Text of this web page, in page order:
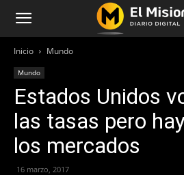
Inicio Mundo
Mundo
Estados Unidos
las tasas pero
los mercados
16 marzo, 2017